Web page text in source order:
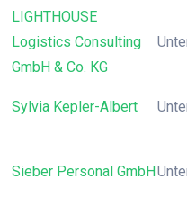
LIGHTHOUSE
Logistics Consulting
GmbH & Co. KG
Sylvia Kepler-Albert
Sieber Personal GmbH